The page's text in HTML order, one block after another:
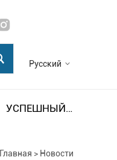
Русский
УСПЕШНЫЙ ПРИМЕР
Главная > Новости